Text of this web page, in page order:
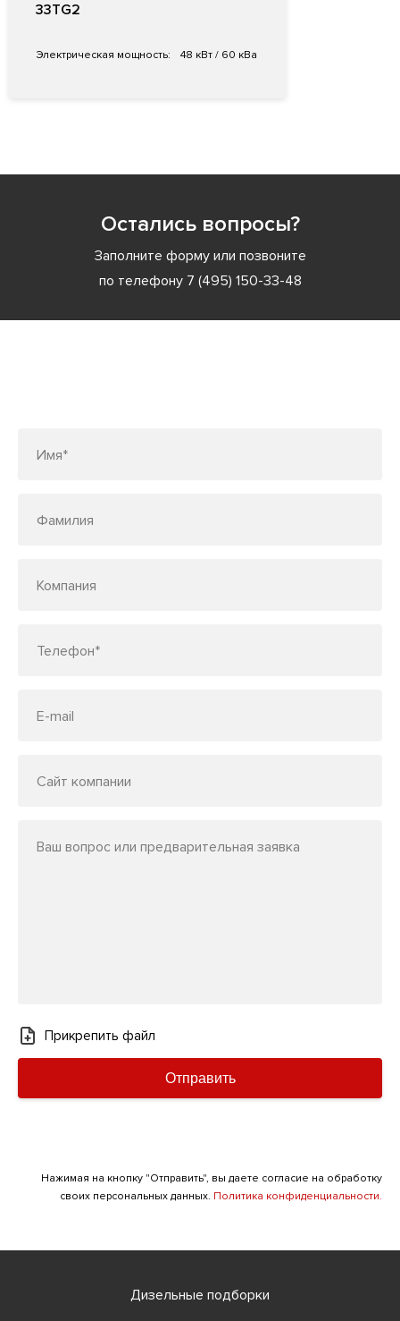
33TG2
Электрическая мощность: 48 кВт / 60 кВа
Остались вопросы?
Заполните форму или позвоните
по телефону 7 (495) 150-33-48
Имя*
Фамилия
Компания
Телефон*
E-mail
Сайт компании
Ваш вопрос или предварительная заявка
Прикрепить файл
Отправить
Нажимая на кнопку "Отправить", вы даете согласие на обработку
своих персональных данных. Политика конфиденциальности.
Дизельные подборки